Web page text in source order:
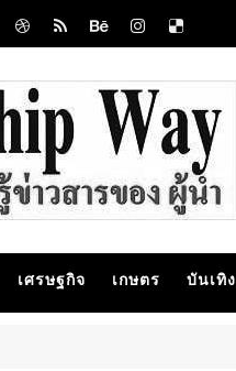
เศรษฐกิจ เกษตร บันเทิง